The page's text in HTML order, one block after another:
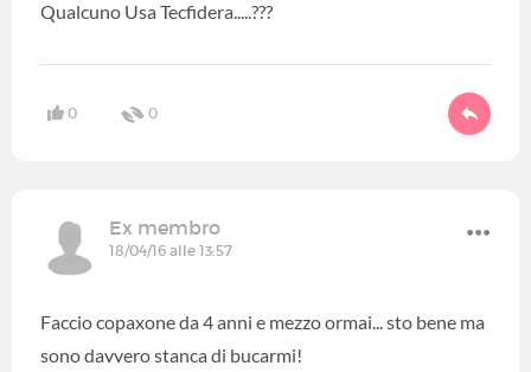
Qualcuno Usa Tecfidera.....???
0 0
Ex membro
18/04/16 alle 13:57
Faccio copaxone da 4 anni e mezzo ormai... sto bene ma
sono davvero stanca di bucarmi!